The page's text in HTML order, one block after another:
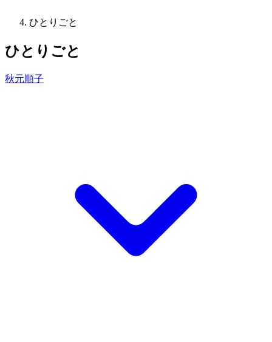
ひとりごと
ひとりごと
秋元順子